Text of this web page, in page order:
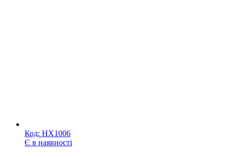
Код: НХ1006
Є в наявності